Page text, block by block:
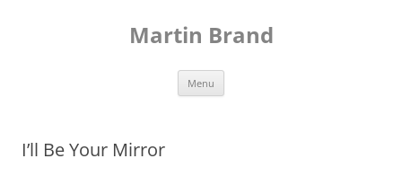
Martin Brand
Menu
I’ll Be Your Mirror